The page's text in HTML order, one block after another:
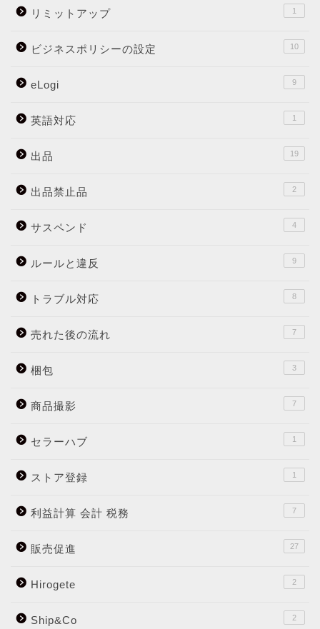
リミットアップ 1
ビジネスポリシーの設定 10
eLogi 9
英語対応 1
出品 19
出品禁止品 2
サスペンド 4
ルールと違反 9
トラブル対応 8
売れた後の流れ 7
梱包 3
商品撮影 7
セラーハブ 1
ストア登録 1
利益計算 会計 税務 7
販売促進 27
Hirogete 2
Ship&Co 2